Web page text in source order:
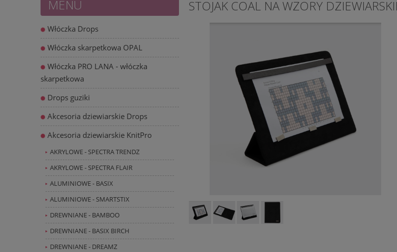
MENU
Włóczka Drops
Włóczka skarpetkowa OPAL
Włóczka PRO LANA - włóczka
skarpetkowa
Drops guziki
Akcesoria dziewiarskie Drops
Akcesoria dziewiarskie KnitPro
AKRYLOWE - SPECTRA TRENDZ
AKRYLOWE - SPECTRA FLAIR
ALUMINIOWE - BASIX
ALUMINIOWE - SMARTSTIX
DREWNIANE - BAMBOO
DREWNIANE - BASIX BIRCH
DREWNIANE - DREAMZ
STOJAK COAL NA WZORY